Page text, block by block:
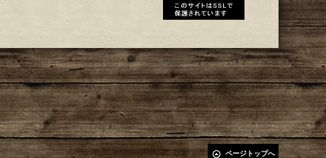
ページトップへ